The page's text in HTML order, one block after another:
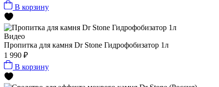
В корзину
Видео
Пропитка для камня Dr Stone Гидрофобизатор 1л
1 990 ₽
В корзину